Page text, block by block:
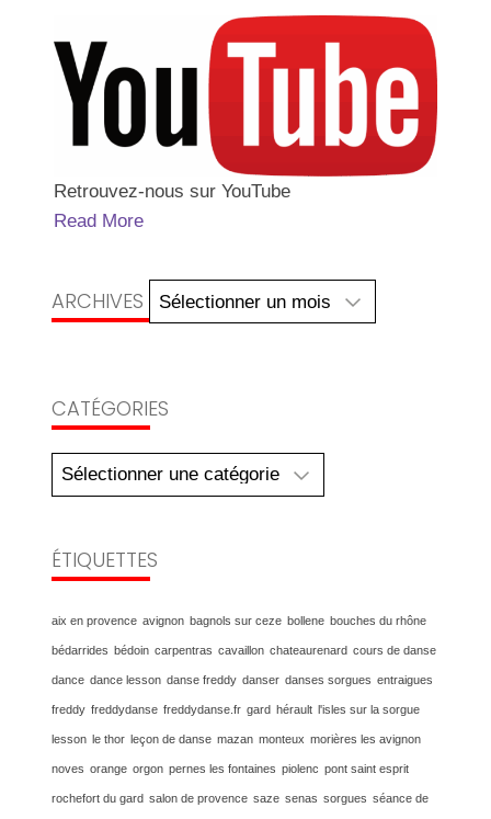
Retrouvez-nous sur YouTube
Read More
ARCHIVES
Archives
CATÉGORIES
Catégories
ÉTIQUETTES
aix en provence avignon bagnols sur ceze bollene bouches du rhône
bédarrides bédoin carpentras cavaillon chateaurenard cours de danse
dance dance lesson danse freddy danser danses sorgues entraigues
freddy freddydanse freddydanse.fr gard hérault l'isles sur la sorgue
lesson le thor leçon de danse mazan monteux morières les avignon
noves orange orgon pernes les fontaines piolenc pont saint esprit
rochefort du gard salon de provence saze senas sorgues séance de